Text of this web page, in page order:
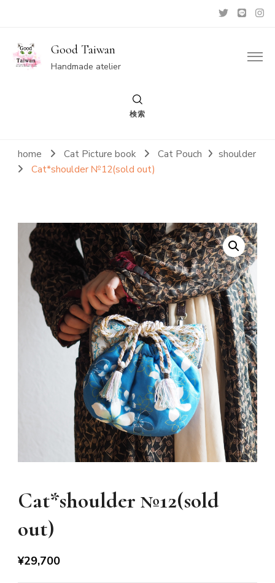
Good Taiwan
Handmade atelier
検索
home Cat Picture book Cat Pouch
shoulder
Cat*shoulder №12(sold out)
Cat*shoulder №12(sold
out)
¥29,700